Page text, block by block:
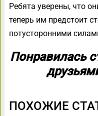
Ребята уверены, что
теперь им предстоит
потусторонними
Понравилась
ПОХОЖИЕ